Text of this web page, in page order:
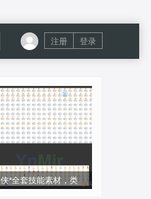
注册 登录
侠*全套技能素材，类